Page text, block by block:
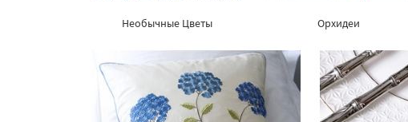
Необычные Цветы Орхидеи